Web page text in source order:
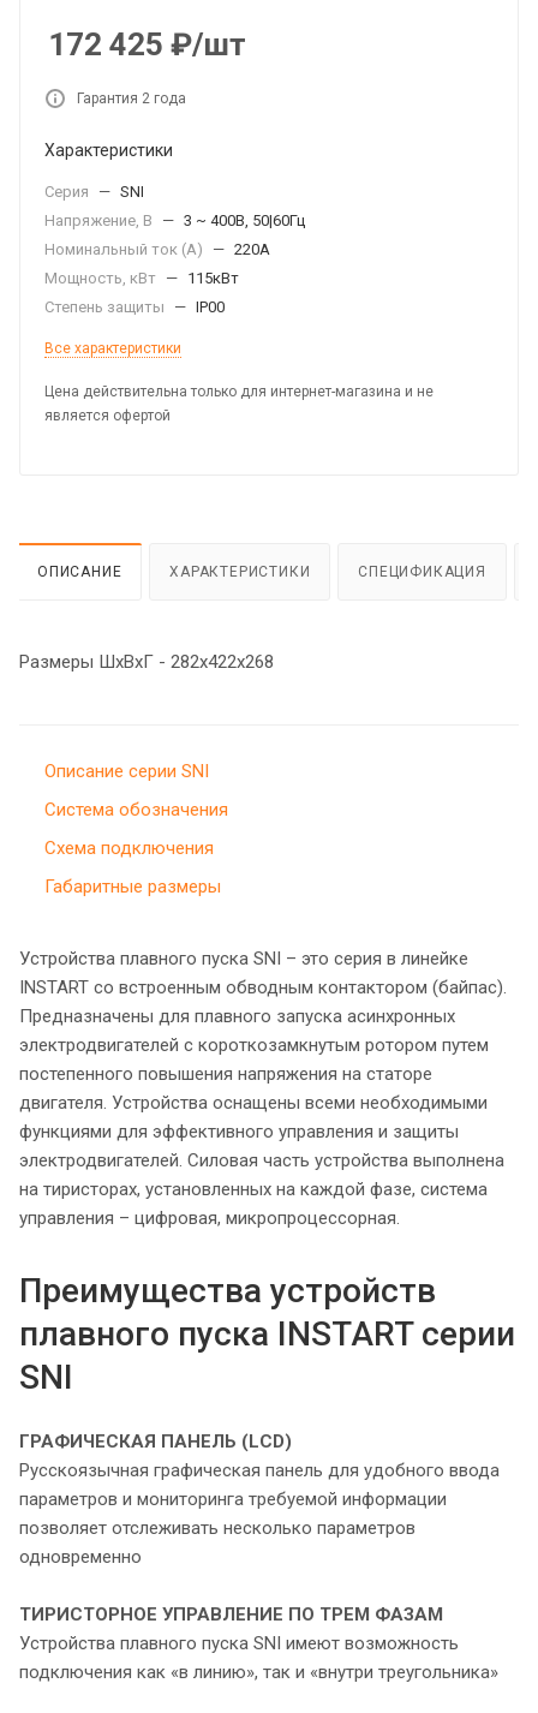
172 425 ₽/шт
Гарантия 2 года
Характеристики
Серия — SNI
Напряжение, В
— 3 ~ 400В, 50|60Гц
Номинальный ток (А)
— 220А
Мощность, кВт — 115кВт
Степень защиты
— IP00
Все характеристики
Цена действительна только для интернет-магазина и не
является офертой
ОПИСАНИЕ ХАРАКТЕРИСТИКИ СПЕЦИФИКАЦИЯ
Размеры ШхВхГ - 282х422х268
Описание серии SNI
Система обозначения
Схема подключения
Габаритные размеры
Устройства плавного пуска SNI – это серия в линейке
INSTART со встроенным обводным контактором (байпас).
Предназначены для плавного запуска асинхронных
электродвигателей с короткозамкнутым ротором путем
постепенного повышения напряжения на статоре
двигателя. Устройства оснащены всеми необходимыми
функциями для эффективного управления и защиты
электродвигателей. Силовая часть устройства выполнена
на тиристорах, установленных на каждой фазе, система
управления – цифровая, микропроцессорная.
Преимущества устройств
плавного пуска INSTART серии
SNI
ГРАФИЧЕСКАЯ ПАНЕЛЬ (LCD)
Русскоязычная графическая панель для удобного ввода
параметров и мониторинга требуемой информации
позволяет отслеживать несколько параметров
одновременно
ТИРИСТОРНОЕ УПРАВЛЕНИЕ ПО ТРЕМ ФАЗАМ
Устройства плавного пуска SNI имеют возможность
подключения как «в линию», так и «внутри треугольника»